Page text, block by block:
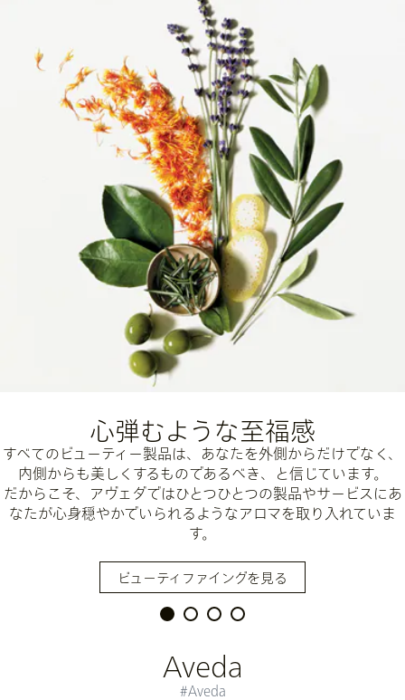
心弾むような至福感
すべてのビューティー製品は、あなたを外側からだけでなく、
内側からも美しくするものであるべき、と信じています。
だからこそ、アヴェダではひとつひとつの製品やサービスにあ
なたが心身穏やかでいられるようなアロマを取り入れていま
す。
ビューティファイングを見る
Aveda
#Aveda